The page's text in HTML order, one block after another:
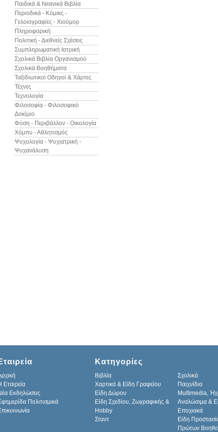
Παιδικά & Νεανικά Βιβλία
Περιοδικά - Κόμικς -
Γελοιογραφίες - Χιούμορ
Πληροφορική
Πολιτική - Διεθνείς Σχέσεις
Συμπληρωματική Ιατρική
Σχολικά Βιβλία Οργανισμού
Σχολικά Βοηθήματα
Ταξιδιωτικοί Οδηγοί & Χάρτες
Τέχνες
Τεχνολογία
Φιλοσοφία - Φιλοσοφικό
Δοκίμιο
Φύση - Περιβάλλον - Οικολογία
Χόμπυ - Αθλητισμός
Ψυχολογία - Ψυχιατρική -
Ψυχανάλυση
Εταιρεία
Εκδηλώσεις
Πολιτισμικά
Κατηγορίες
Βιβλία
Σχολικά
Χαρτικά & Είδη Γραφείου
Παιχνίδια
Είδη Δώρου
Multimedia,
Είδη Σχεδίου, Ζωγραφικής &
Hobby
Αναλώσιμα &
Εποχιακά
Σταντ
Είδη
Πρώτων